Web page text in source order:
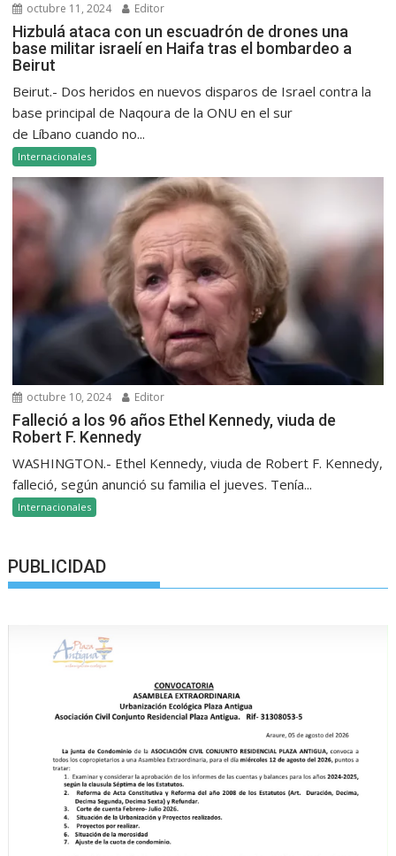
octubre 11, 2024 Editor
Hizbulá ataca con un escuadrón de drones una
base militar israelí en Haifa tras el bombardeo a
Beirut
Beirut.- Dos heridos en nuevos disparos de Israel contra la
base principal de Naqoura de la ONU en el sur
de Líbano cuando no...
Internacionales
octubre 10, 2024 Editor
Falleció a los 96 años Ethel Kennedy, viuda de
Robert F. Kennedy
WASHINGTON.- Ethel Kennedy, viuda de Robert F. Kennedy,
falleció, según anunció su familia el jueves. Tenía...
Internacionales
PUBLICIDAD